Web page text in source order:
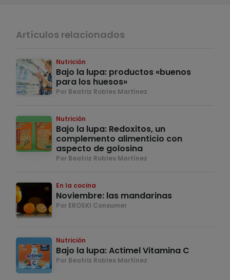
Artículos relacionados
Nutrición
Bajo la lupa: productos «buenos
para los huesos»
Por Beatriz Robles Martínez
Nutrición
Bajo la lupa: Redoxitos, un
complemento alimenticio con
aspecto de golosina
Por Beatriz Robles Martínez
En la cocina
Noviembre: las mandarinas
Por EROSKI Consumer
Nutrición
Bajo la lupa: Actimel Vitamina C
Por Beatriz Robles Martínez